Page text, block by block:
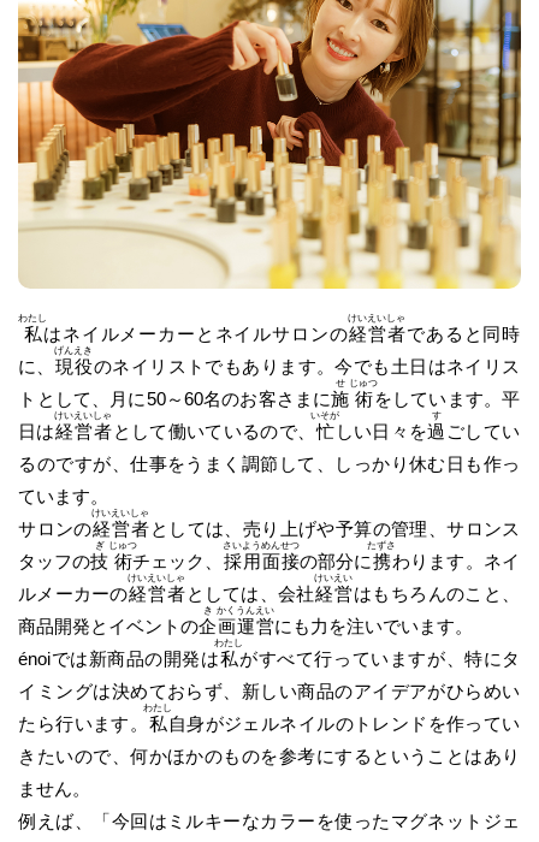
私
わたし
はネイルメーカーとネイルサロンの経
けい
営
えい
者
しゃ
であると同時
に、 現
げん
役
えき
のネイリストでもあります。今でも土日はネイリス
トとして、月に50～60名のお客さまに施
せ
術
じゅつ
をしています。平
日は経
けい
営
えい
者
しゃ
として働いているので、忙
いそが
しい日々を過
す
ごしてい
るのですが、仕事をうまく調節して、しっかり休む日も作っ
ています。
サロンの経
けい
営
えい
者
しゃ
としては、売り上げや予算の管理、サロンス
タッフの技
ぎ
術
じゅつ
チェック、 採
さい
用
よう
面
めん
接
せつ
の部分に携
たずさ
わります。ネイ
ルメーカーの経
けい
営
えい
者
しゃ
としては、会社経
けい
営
えい
はもちろんのこと、
商品開発とイベントの企
き
画
かく
運
うん
営
えい
にも力を注いでいます。
énoiでは新商品の開発は私
わたし
がすべて行っていますが、特にタ
イミングは決めておらず、新しい商品のアイデアがひらめい
たら行います。 私
わたし
自身がジェルネイルのトレンドを作ってい
きたいので、何かほかのものを参考にするということはあり
ません。
例えば、「今回はミルキーなカラーを使ったマグネットジェ